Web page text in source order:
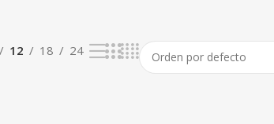
12 18 24